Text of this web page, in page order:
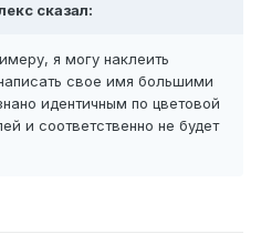
сказал:
я могу наклеить
свое имя большими
идентичным по цветовой
и соответственно не будет